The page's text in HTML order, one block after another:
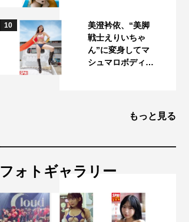
10
美澄衿依、“美脚
戦士えりいちゃ
ん”に変身してマ
シュマロボディ…
もっと見る
フォトギャラリー